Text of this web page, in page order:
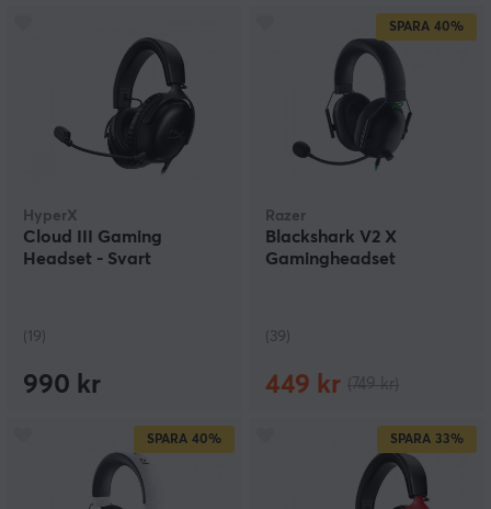
HyperX
Cloud III Gaming
Headset - Svart
(19)
990 kr
SPARA 40%
Razer
Blackshark V2 X
Gamingheadset
(39)
449 kr
SPARA 40% SPARA 33%